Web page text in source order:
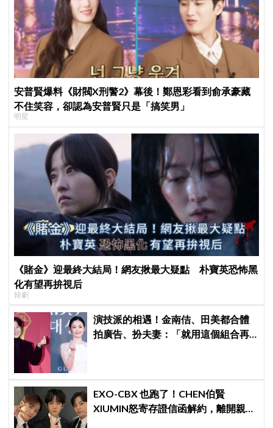
安普賢爆料《財閥X刑警2》幕後！鄭恩彩看到俞承豪藏
不住笑容，卻認為安普賢只是「搞笑男」
明星
《賭金》迎最終大結局！網友揪最大疑點 朴寶英恐怖黑
化有望再拚視后
韓劇
演技派的相遇！金南佶、田美都合體
拍廣告、扮夫妻：「就用這個組合再
EXO-CBX 也跑了！CHEN伯賢
XIUMIN怒寄存證信函解約，離開親手